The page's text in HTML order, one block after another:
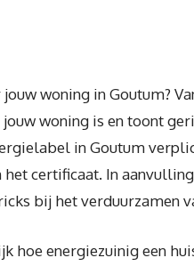
woning in Goutum?
woning is en toont
in Goutum
certificaat. In
bij het verduurzamen
hoe energiezuinig een